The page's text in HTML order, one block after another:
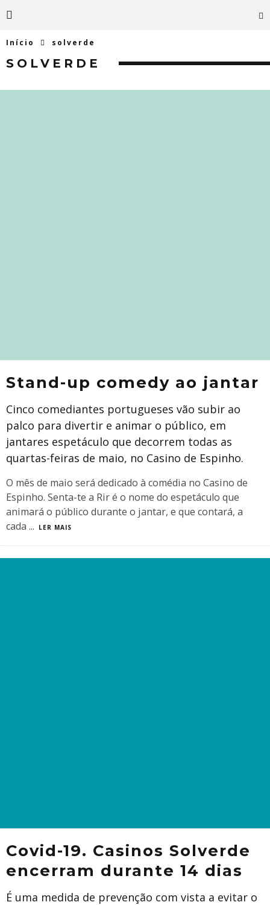
Início solverde
SOLVERDE
Stand-up comedy ao jantar
Cinco comediantes portugueses vão subir ao
palco para divertir e animar o público, em
jantares espetáculo que decorrem todas as
quartas-feiras de maio, no Casino de Espinho.
O mês de maio será dedicado à comédia no Casino de
Espinho. Senta-te a Rir é o nome do espetáculo que
animará o público durante o jantar, e que contará, a
cada ... LER MAIS
Covid-19. Casinos Solverde
encerram durante 14 dias
É uma medida de prevenção com vista a evitar o